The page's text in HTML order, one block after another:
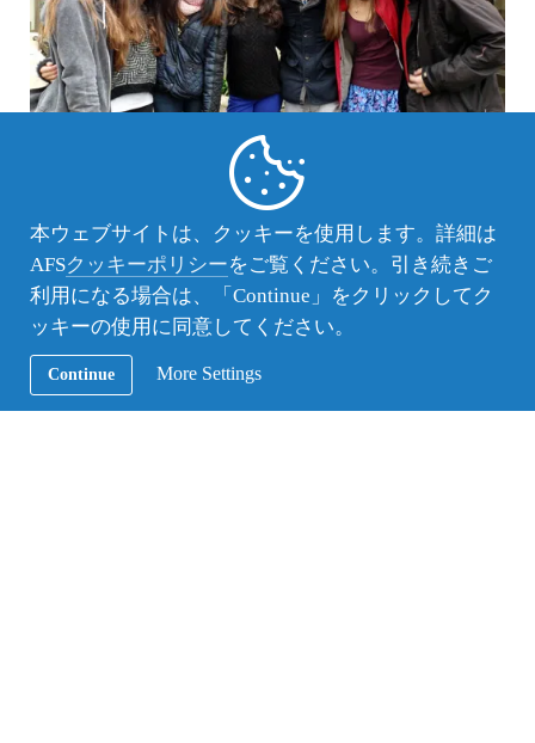
チリ人というのは、とても陽気である。よく“ラテ
ンアメリカ気質”などというが、まさにそのとおり
である。日本人以上にフレンドリー、熱心かつ人と
の距離がとても近い。
そのおかげもあって、ホストスクールでは、たくさ
んの人に声をかけられ、すぐに友達ができた。
そして、自分がスペイン語をまだしゃべれないとき
本ウェブサイトは、クッキーを使用します。詳細は
AFSクッキーポリシーをご覧ください。引き続きご
利用になる場合は、「Continue」をクリックしてク
ッキーの使用に同意してください。
Continue More Settings